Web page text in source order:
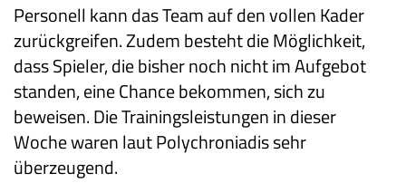
Personell kann das Team auf den vollen Kader
zurückgreifen. Zudem besteht die Möglichkeit,
dass Spieler, die bisher noch nicht im Aufgebot
standen, eine Chance bekommen, sich zu
beweisen. Die Trainingsleistungen in dieser
Woche waren laut Polychroniadis sehr
überzeugend.